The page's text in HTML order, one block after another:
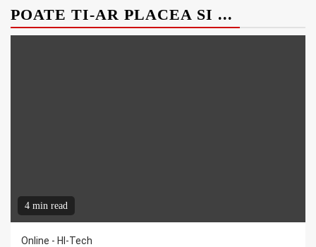
POATE TI-AR PLACEA SI ...
4 min read
Online - HI-Tech